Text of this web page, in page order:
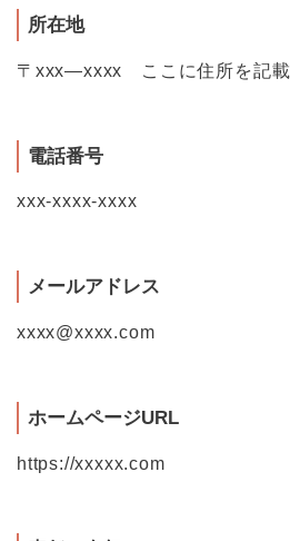
所在地
〒xxx―xxxx ここに住所を記載
電話番号
xxx-xxxx-xxxx
メールアドレス
xxxx@xxxx.com
ホームページURL
https://xxxxx.com